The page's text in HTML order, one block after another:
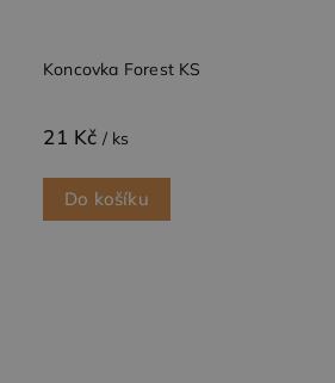
Koncovka Forest KS
21 Kč / ks
Do košíku